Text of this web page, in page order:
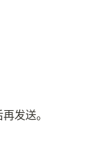
发送。